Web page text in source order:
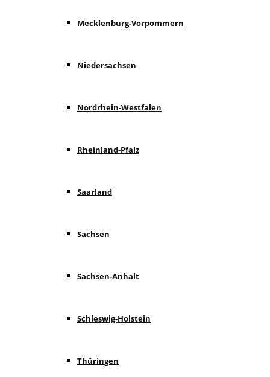
Mecklenburg-Vorpommern
Niedersachsen
Nordrhein-Westfalen
Rheinland-Pfalz
Saarland
Sachsen
Sachsen-Anhalt
Schleswig-Holstein
Thüringen